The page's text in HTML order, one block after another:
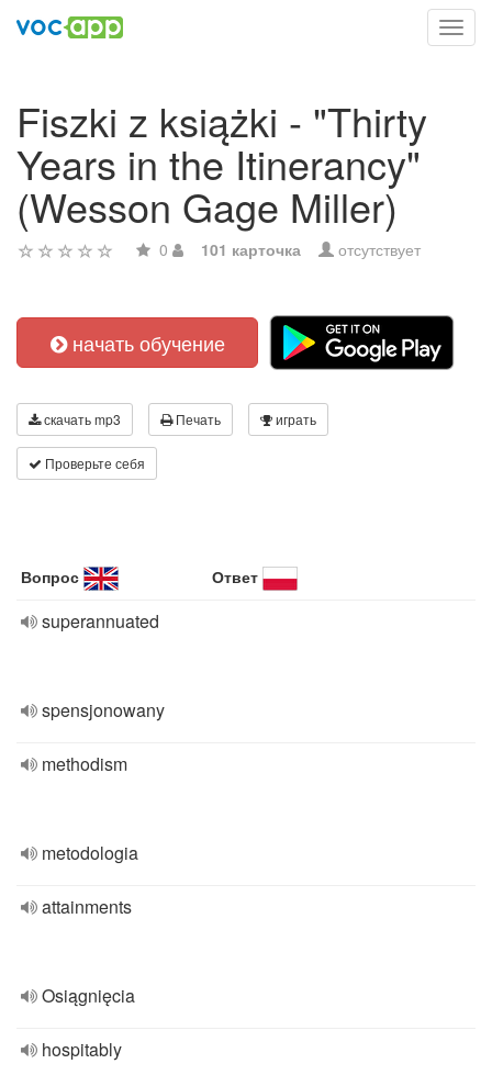
Fiszki z książki - "Thirty
Years in the Itinerancy"
(Wesson Gage Miller)
0 101 карточка отсутствует
начать обучение
скачать mp3 Печать играть
Проверьте себя
Вопрос Ответ
superannuated
spensjonowany
methodism
metodologia
attainments
Osiągnięcia
hospitably